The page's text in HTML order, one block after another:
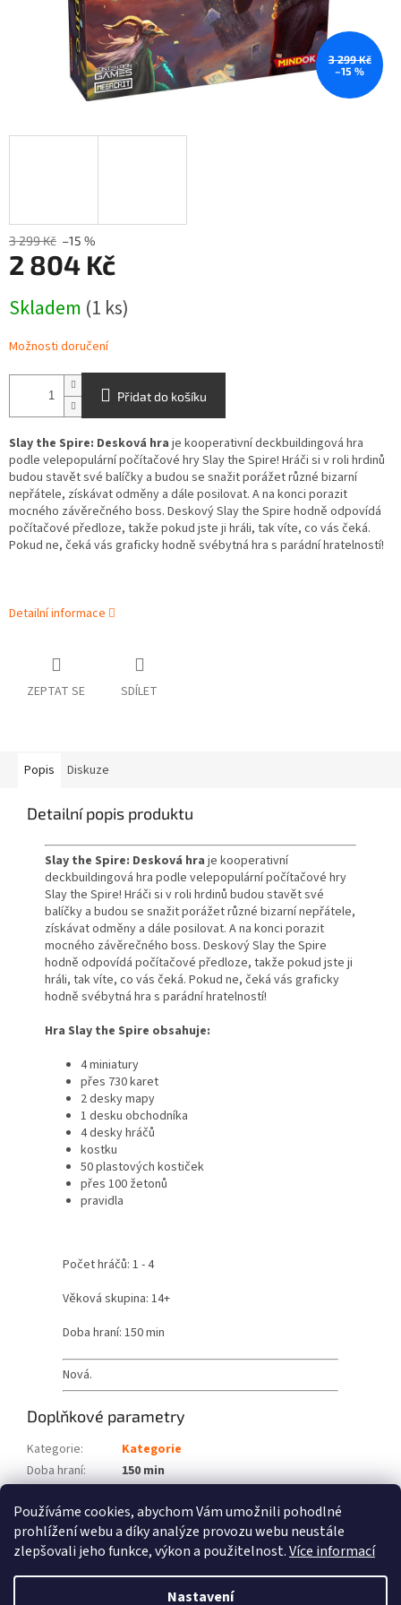
Používáme cookies, abychom Vám umožnili pohodlné
prohlížení webu a díky analýze provozu webu neustále
zlepšovali jeho funkce, výkon a použitelnost.Více informací
Nastavení
3 299 Kč
–15 %
3 299 Kč –15 %
2 804 Kč
cena:
Skladem (1 ks)
Možnosti doručení
Přidat do košíku
Slay the Spire: Desková hra je kooperativní deckbuildingová hra
podle velepopulární počítačové hry Slay the Spire! Hráči si v roli hrdinů
budou stavět své balíčky a budou se snažit porážet různé bizarní
nepřátele, získávat odměny a dále posilovat. A na konci porazit
mocného závěrečného boss. Deskový Slay the Spire hodně odpovídá
počítačové předloze, takže pokud jste ji hráli, tak víte, co vás čeká.
Pokud ne, čeká vás graficky hodně svébytná hra s parádní hratelností!
Detailní informace
ZEPTAT SE SDÍLET
Popis Diskuze
Detailní popis produktu
Slay the Spire: Desková hra je kooperativní
deckbuildingová hra podle velepopulární počítačové hry
Slay the Spire! Hráči si v roli hrdinů budou stavět své
balíčky a budou se snažit porážet různé bizarní nepřátele,
získávat odměny a dále posilovat. A na konci porazit
mocného závěrečného boss. Deskový Slay the Spire
hodně odpovídá počítačové předloze, takže pokud jste ji
hráli, tak víte, co vás čeká. Pokud ne, čeká vás graficky
hodně svébytná hra s parádní hratelností!
Hra Slay the Spire obsahuje:
4 miniatury
přes 730 karet
2 desky mapy
1 desku obchodníka
4 desky hráčů
kostku
50 plastových kostiček
přes 100 žetonů
pravidla
Počet hráčů: 1 - 4
Věková skupina: 14+
Doba hraní: 150 min
Nová.
Doplňkové parametry
Kategorie:
Kategorie
Doba hraní:
150 min
Věková skupina: 14+